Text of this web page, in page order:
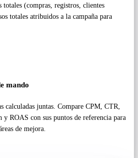
totales (compras, registros, clientes
totales atribuidos a la campaña para
mando
calculadas juntas. Compare CPM, CTR,
y ROAS con sus puntos de referencia para
de mejora.